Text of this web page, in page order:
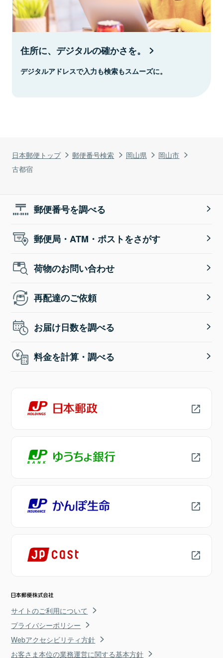
日本郵便トップ 郵便番号検索 岡山県
岡山市
古都宿
住所に、デジタルの確かさを。
デジタルアドレスで入力も検索もスムーズに。
郵便番号を調べる
郵便局・ATM・ポストをさがす
荷物のお問い合わせ
再配達のご依頼
お届け日数を調べる
料金を計算・調べる
サイトのご利用について
プライバシーポリシー
Webアクセシビリティ方針
お客さま本位の業務運営に関する基本方針